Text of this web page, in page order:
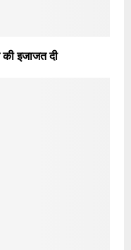
इजाजत दी